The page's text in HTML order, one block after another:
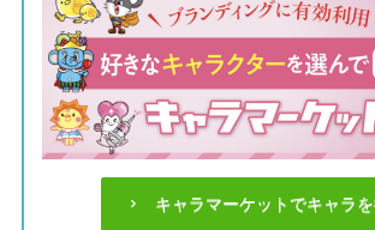
キャラマーケットでキャラ